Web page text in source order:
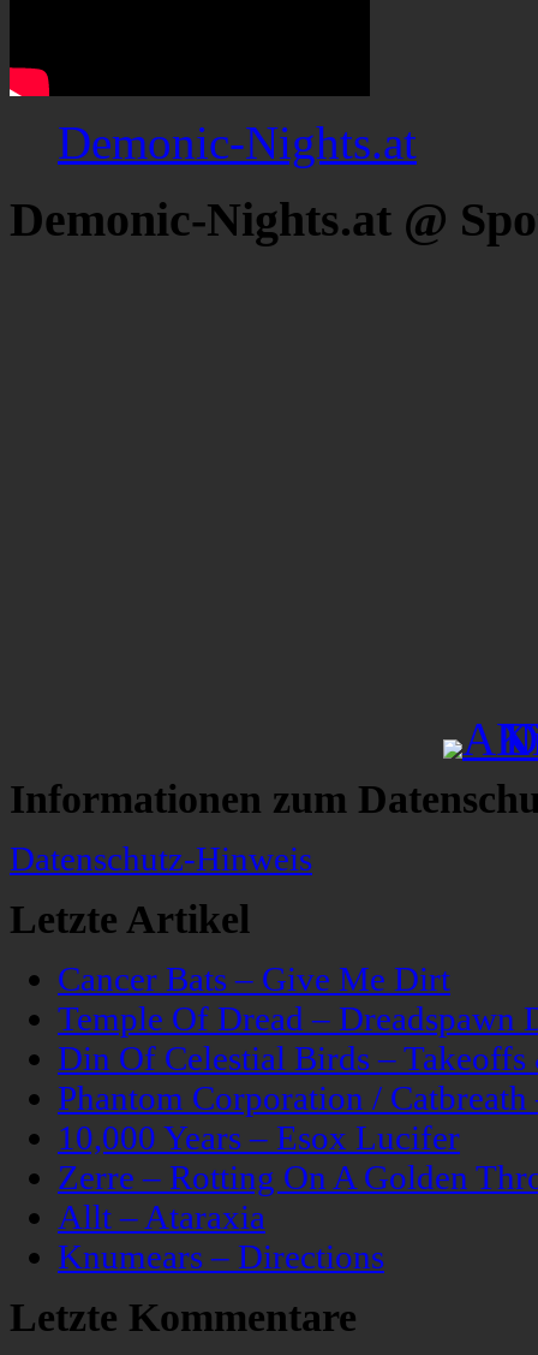
Demonic-Nights.at
Demonic-Nights.at @
Informationen zum
Datenschutz-Hinweis
Letzte Artikel
Cancer Bats – Give Me Dirt
Temple Of Dread – Dreadspawn
Din Of Celestial Birds –
Phantom Corporation /
10,000 Years – Esox Lucifer
Zerre – Rotting On A Golden
Allt – Ataraxia
Knumears – Directions
Letzte Kommentare